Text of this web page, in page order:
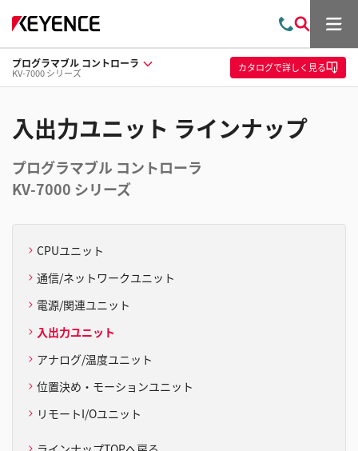
問
い
合
わ
索
メ
ュ
ー
プログラマブル コントローラ
KV-7000 シリーズ カタログで詳しく見る
入出力ユニット ラインナップ
プログラマブル コントローラ
KV-7000 シリーズ
CPUユニット
通信/ネットワークユニット
電源/関連ユニット
入出力ユニット
アナログ/温度ユニット
位置決め・モーションユニット
リモートI/Oユニット